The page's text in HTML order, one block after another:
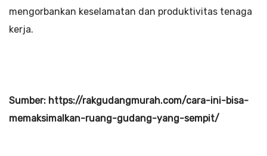
mengorbankan keselamatan dan produktivitas tenaga
kerja.
Sumber: https://rakgudangmurah.com/cara-ini-bisa-
memaksimalkan-ruang-gudang-yang-sempit/